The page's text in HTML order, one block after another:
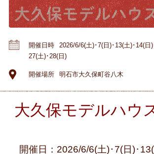
開催日時
2026/6/6(土)･7(日)･13(土)･14(日
27(土)･28(日)
開催場所 明石市大久保町谷八木
大久保モデルハウ
開催日：2026/6/6(土)･7(日)･